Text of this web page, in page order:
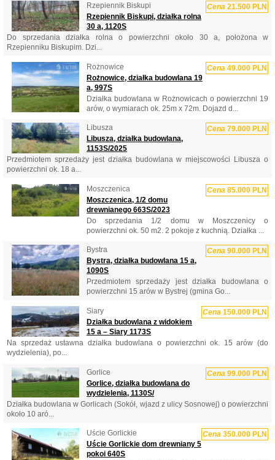
Rzepiennik Biskupi Cena 21.500 PLN
Rzepiennik Biskupi, działka rolna
30 a, 1120S
Do sprzedania działka rolna o powierzchni około 30 a, położona w
Rzepienniku Biskupim. Dzi...
Rożnowice Cena 49.000 PLN
Rożnowice, działka budowlana 19
a, 997S
Działka budowlana w Rożnowicach o powierzchni 19
arów, o wymiarach ok. 25m x 72m. Dojazd d...
Libusza Cena 79.000 PLN
Libusza, działka budowlana,
1153S/2025
Przedmiotem sprzedaży jest działka budowlana w miejscowości Libusza o
powierzchni ok. 18 a...
Moszczenica Cena 85.000 PLN
Moszczenica, 1/2 domu
drewnianego 663S/2023
Do sprzedania 1/2 domu w Moszczenicy o
powierzchni ok. 50 m2. 2 pokoje z kuchnią. Działka ...
Bystra Cena 90.000 PLN
Bystra, działka budowlana 15 a,
1090S
Przedmiotem sprzedaży jest działka budowlana o
powierzchni 15 arów w Bystrej (gmina Go...
Siary Cena 150.000 PLN
Działka budowlana z widokiem
15 a – Siary 1173S
Na sprzedaż ustawna działka budowlana o powierzchni ok. 15 arów (do
wydzielenia), po...
Gorlice Cena 99.000 PLN
Gorlice, działka budowlana do
wydzielenia, 1130S/
Działka budowlana w Gorlicach (Sokół, wjazd z ulicy Sosnowej) o powierzchni
około 10 aró...
Uście Gorlickie Cena 350.000 PLN
Uście Gorlickie dom drewniany 5
pokoi 640S